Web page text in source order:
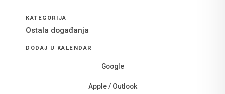
KATEGORIJA
Ostala događanja
DODAJ U KALENDAR
Google
Apple / Outlook